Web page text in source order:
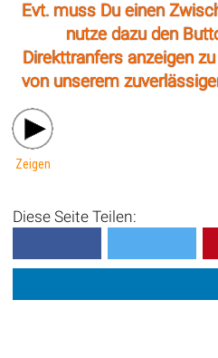
Evt. muss Du einen
nutze dazu den
Direkttranfers anzeigen
von unserem
Zeigen
Diese Seite Teilen: